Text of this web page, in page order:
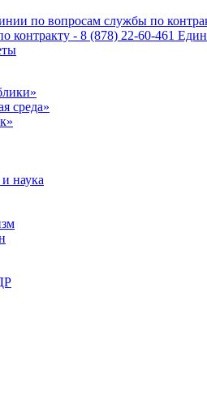
по вопросам службы по
контракту - 8 (878) 22-60-461
среда»
наука